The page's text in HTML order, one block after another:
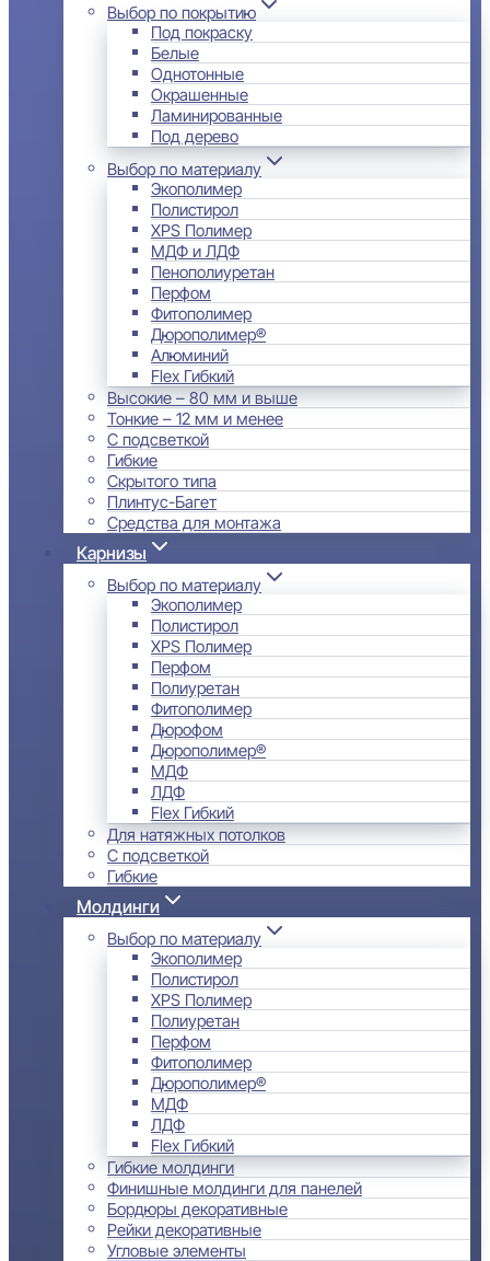
Выбор по покрытию
Под покраску
Белые
Однотонные
Окрашенные
Ламинированные
Под дерево
Выбор по материалу
Экополимер
Полистирол
XPS Полимер
МДФ и ЛДФ
Пенополиуретан
Перфом
Фитополимер
Дюрополимер®
Алюминий
Flex Гибкий
Высокие – 80 мм и выше
Тонкие – 12 мм и менее
С подсветкой
Гибкие
Скрытого типа
Плинтус-Багет
Средства для монтажа
Карнизы
Выбор по материалу
Экополимер
Полистирол
XPS Полимер
Перфом
Полиуретан
Фитополимер
Дюрофом
Дюрополимер®
МДФ
ЛДФ
Flex Гибкий
Для натяжных потолков
С подсветкой
Гибкие
Молдинги
Выбор по материалу
Экополимер
Полистирол
XPS Полимер
Полиуретан
Перфом
Фитополимер
Дюрополимер®
МДФ
ЛДФ
Flex Гибкий
Гибкие молдинги
Финишные молдинги для панелей
Бордюры декоративные
Рейки декоративные
Угловые элементы